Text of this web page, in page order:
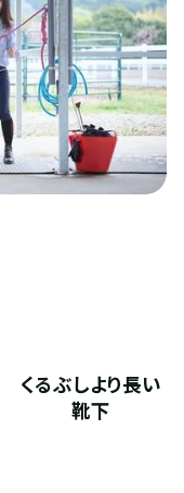
くるぶしより長い
靴下